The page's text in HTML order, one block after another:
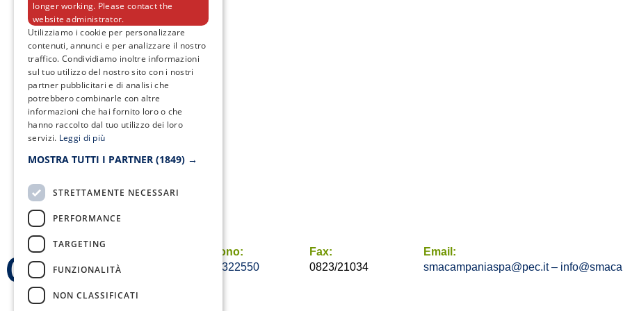
Telefono:
0823/322550
Fax:
0823/21034
Email:
smacampaniaspa@pec.it –
longer working. Please contact the
website administrator.
Utilizziamo i cookie per personalizzare
contenuti, annunci e per analizzare il nostro
traffico. Condividiamo inoltre informazioni
sul tuo utilizzo del nostro sito con i nostri
partner pubblicitari e di analisi che
potrebbero combinarle con altre
informazioni che hai fornito loro o che
hanno raccolto dal tuo utilizzo dei loro
servizi. Leggi di più
MOSTRA TUTTI I PARTNER (1849) →
STRETTAMENTE NECESSARI
PERFORMANCE
TARGETING
FUNZIONALITÀ
NON CLASSIFICATI